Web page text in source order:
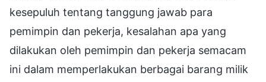
kesepuluh tentang tanggung jawab para
pemimpin dan pekerja, kesalahan apa yang
dilakukan oleh pemimpin dan pekerja semacam
ini dalam memperlakukan berbagai barang milik